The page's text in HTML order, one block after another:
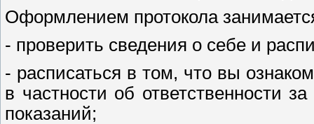
Оформлением протокола
- проверить сведения о себе и
- расписаться в том, что вы
в частности об ответственности
показаний;